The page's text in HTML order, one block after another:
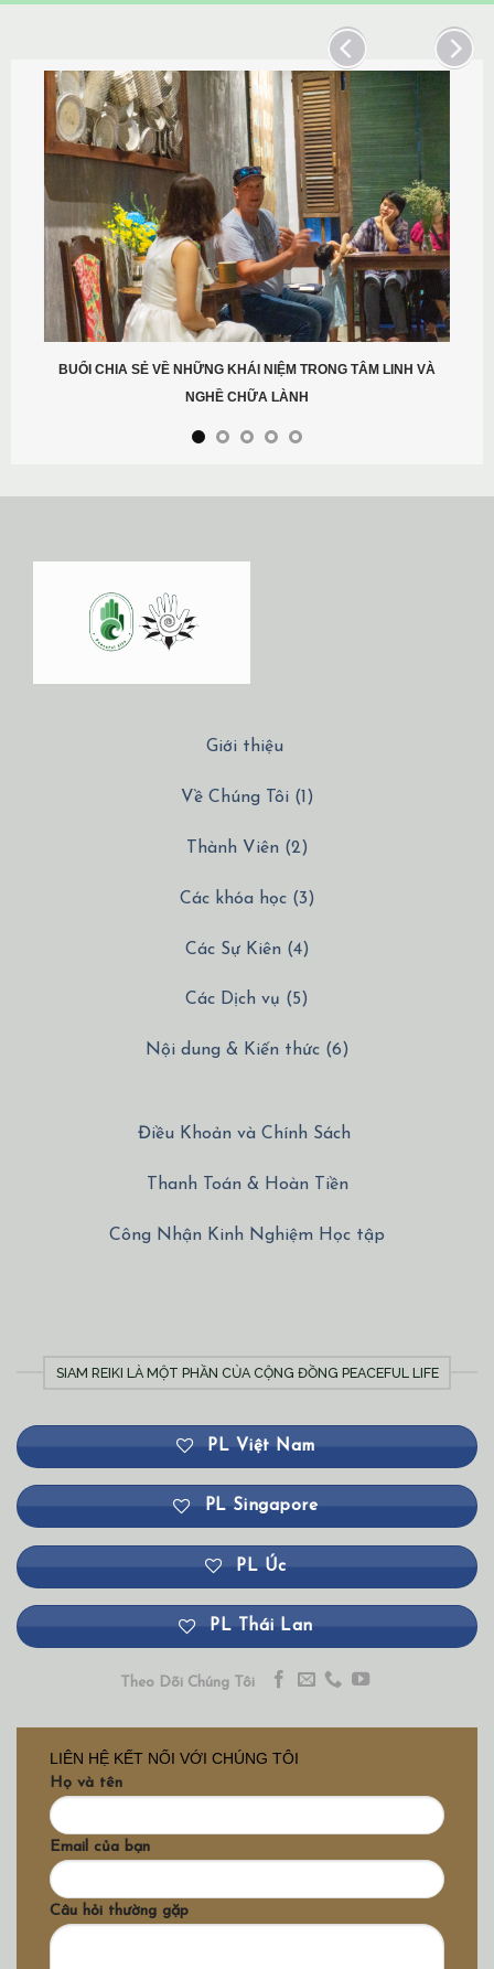
BUỔI CHIA SẺ VỀ NHỮNG KHÁI NIỆM TRONG TÂM LINH VÀ
NGHỀ CHỮA LÀNH
Giới thiệu
Về Chúng Tôi (1)
Thành Viên (2)
Các khóa học (3)
Các Sự Kiên (4)
Các Dịch vụ (5)
Nội dung & Kiến thức (6)
Điều Khoản và Chính Sách
Thanh Toán & Hoàn Tiền
Công Nhận Kinh Nghiệm Học tập
SIAM REIKI LÀ MỘT PHẦN CỦA CỘNG ĐỒNG PEACEFUL LIFE
PL Việt Nam
PL Singapore
PL Úc
PL Thái Lan
Theo Dõi Chúng Tôi
LIÊN HỆ KẾT NỐI VỚI CHÚNG TÔI
Họ và tên
Email của bạn
Câu hỏi thường gặp